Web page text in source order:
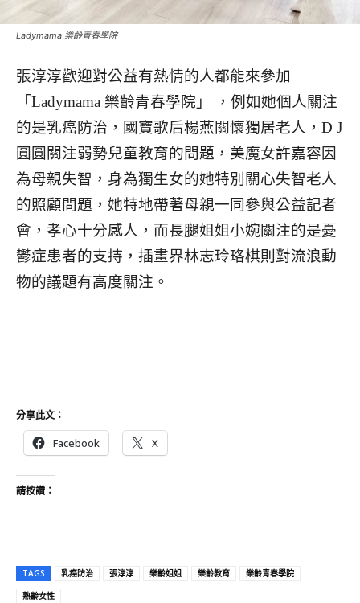
Ladymama 樂齡青春學院
張淳淳歡迎對公益有熱情的人都能來參加
「Ladymama 樂齡青春學院」 ，例如她個人關注
的是乳癌防治，國寶歌后楊燕關懷獨居老人，D J
圓圓關注弱勢兒童教育的問題，美魔女許嘉容因
為母親失智，身為獨生女的她特別關心失智老人
的照顧問題，她特地帶著母親一同參與公益記者
會，孝心十分感人，而長腿姐姐小婉關注的是憂
鬱症患者的支持，插畫界林志玲珞棋則對流浪動
物的議題有高度關注。
分享此文：
Facebook X
請按讚：
TAGS 乳癌防治 張淳淳 樂齡姐姐 樂齡教育
樂齡青春學院
熟齡女性